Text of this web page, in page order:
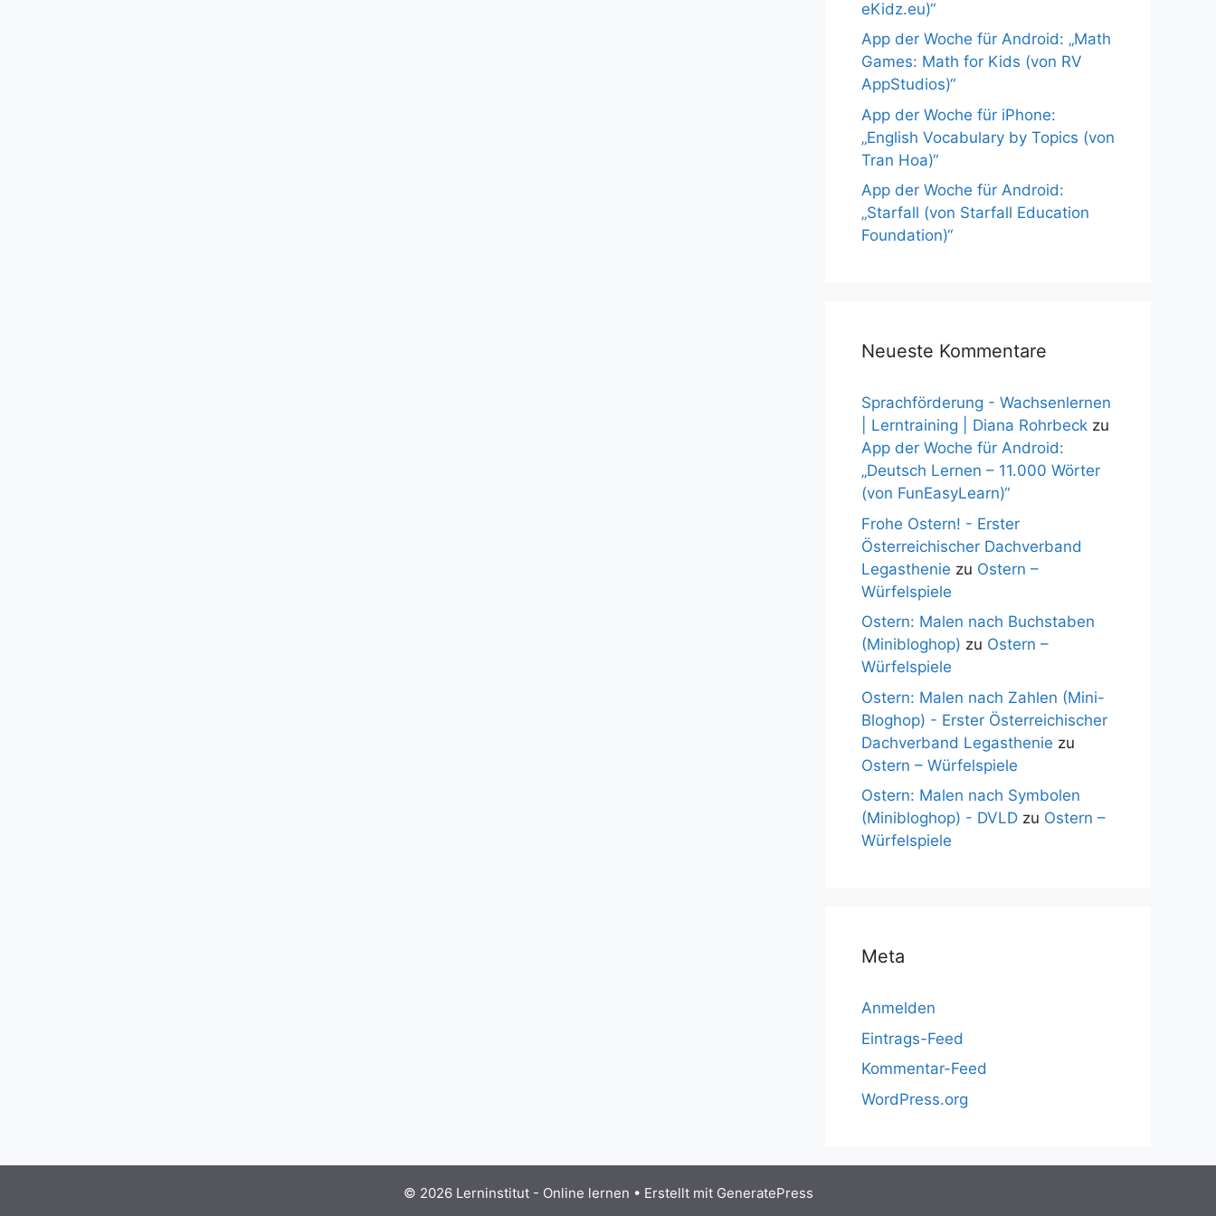
eKidz.eu)“
App der Woche für Android: „Math
Games: Math for Kids (von RV
AppStudios)“
App der Woche für iPhone:
„English Vocabulary by Topics (von
Tran Hoa)“
App der Woche für Android:
„Starfall (von Starfall Education
Foundation)“
Neueste Kommentare
Sprachförderung - Wachsenlernen
| Lerntraining | Diana Rohrbeck zu
App der Woche für Android:
„Deutsch Lernen – 11.000 Wörter
(von FunEasyLearn)“
Frohe Ostern! - Erster
Österreichischer Dachverband
Legasthenie zu Ostern –
Würfelspiele
Ostern: Malen nach Buchstaben
(Minibloghop) zu Ostern –
Würfelspiele
Ostern: Malen nach Zahlen (Mini-
Bloghop) - Erster Österreichischer
Dachverband Legasthenie zu
Ostern – Würfelspiele
Ostern: Malen nach Symbolen
(Minibloghop) - DVLD zu Ostern –
Würfelspiele
Meta
Anmelden
Eintrags-Feed
Kommentar-Feed
WordPress.org
© 2026 Lerninstitut - Online lernen • Erstellt mit GeneratePress